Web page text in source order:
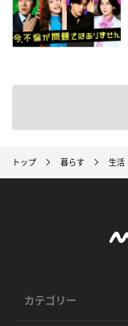
トップ 暮らす 生活
カテゴリー